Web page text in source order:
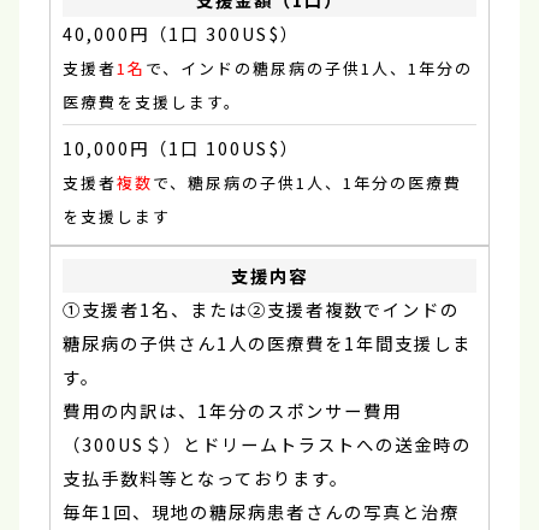
40,000円（1口 300US$）
支援者1名 で、インドの糖尿病の子供1人、1年分の
医療費を支援します。
10,000円（1口 100US$）
支援者複数で、糖尿病の子供1人、1年分の医療費
を支援します
①支援者1名、または②支援者複数でインドの
糖尿病の子供さん1人の医療費を1年間支援しま
す。
費用の内訳は、1年分のスポンサー費用
（300US＄）とドリームトラストへの送金時の
支払手数料等となっております。
毎年1回、現地の糖尿病患者さんの写真と治療